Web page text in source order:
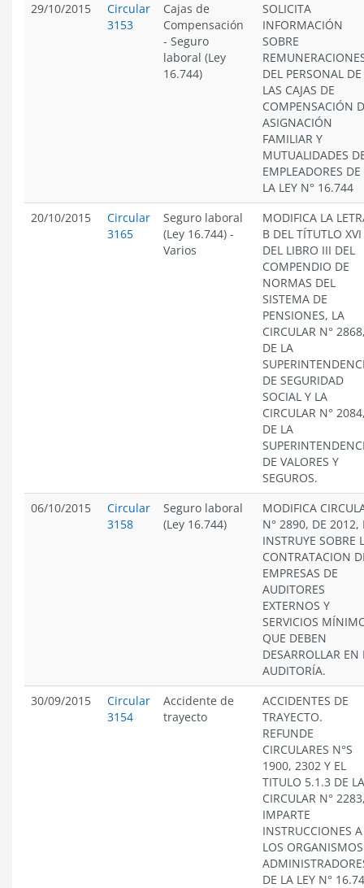
29/10/2015
Circular
3153
Cajas de
Compensación
- Seguro
laboral (Ley
16.744)
SOLICITA
INFORMACIÓN
SOBRE
DEL PERSONAL DE
LAS CAJAS DE
COMPENSACIÓN
ASIGNACIÓN
FAMILIAR Y
MUTUALIDADES
EMPLEADORES DE
LA LEY N° 16.744
20/10/2015
Circular
3165
Seguro laboral
(Ley 16.744) -
Varios
MODIFICA LA
B DEL TÍTUTLO XVI
DEL LIBRO III DEL
COMPENDIO DE
NORMAS DEL
SISTEMA DE
PENSIONES, LA
CIRCULAR N°
DE LA
DE SEGURIDAD
SOCIAL Y LA
CIRCULAR N°
DE LA
DE VALORES Y
SEGUROS.
06/10/2015
Circular
3158
Seguro laboral
(Ley 16.744)
MODIFICA
N° 2890, DE 2012,
INSTRUYE SOBRE
CONTRATACION
EMPRESAS DE
AUDITORES
EXTERNOS Y
SERVICIOS
QUE DEBEN
DESARROLLAR EN
AUDITORÍA.
30/09/2015
Circular
3154
Accidente de
trayecto
ACCIDENTES DE
TRAYECTO.
REFUNDE
CIRCULARES N°S
1900, 2302 Y EL
TITULO 5.1.3 DE LA
CIRCULAR N°
IMPARTE
INSTRUCCIONES A
LOS ORGANISMOS
DE LA LEY N°